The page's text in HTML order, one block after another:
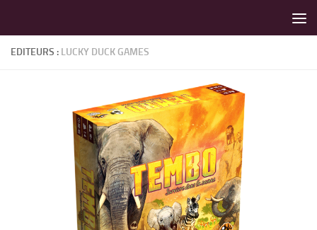
EDITEURS : LUCKY DUCK GAMES